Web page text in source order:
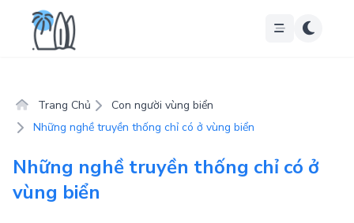
Trang Chủ
Con người vùng biển
Những nghề truyền thống chỉ có ở vùng biển
Những nghề truyền thống chỉ có ở
vùng biển